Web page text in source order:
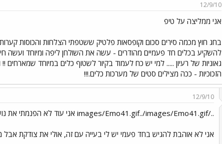
12/9/10
אני ממליצה על טיפ
בחג חוץ מכמה סירים סכום וקופסאות פלטיק ששטפתי הצלחות והכוסות
להשקיע בכלים חד פעמיים מהודרים - עשה את השולחן ליפה ומיוחד ועשה
גאוניות של רעיון ..... למי יש כח לעמוד בקיור לשטוף כלים במיוחד
הזכוכיות - ככה מצילים סטים של מערכות כלים.!!!
12/9/10
../images/Emo41.gif../images/Emo41.gif אני עוד לא הפנמתי את נושא החד פעמי
אני לא אוהבת להגיש בחד פעמי יש לי בעייה עם זה, אולי את צודקת אבל